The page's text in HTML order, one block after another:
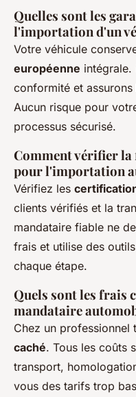
Quelles sont les
l'importation d'un
Votre véhicule
européenne intégrale.
conformité et
Aucun risque pour
processus sécurisé.
Comment vérifier
pour l'importation
Vérifiez les
clients vérifiés et la
mandataire fiable ne
frais et utilise des
chaque étape.
Quels sont les frais
mandataire
Chez un professionnel
caché. Tous les coûts
transport,
vous des tarifs trop